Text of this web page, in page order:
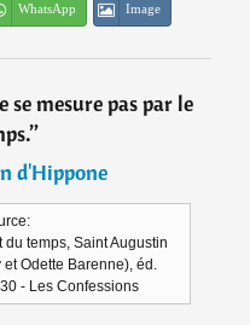
WhatsApp Image
se mesure pas par le
”
d'Hippone
temps, Saint Augustin
Odette Barenne), éd.
- Les Confessions